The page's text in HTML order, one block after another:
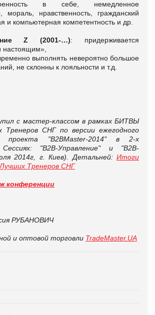
в себе, немедленное
мораль, нравственность, гражданский
и компьютерная компетентность и др.
Z (2001-…): придерживается
настоящим»,
выполнять невероятно большое
не склонны к лояльности и т.д.
с мастер-классом в рамках БИТВЫ
Тренеров СНГ по версии ежегодного
проекта "B2BMaster-2014" в 2-х
Сессиях: "В2В-Управление" и "В2В-
2014г, г. Киев). Детальней: Итоги
Тренеров СНГ
конференции
РУБАНОВИЧ
и оптовой торговли TradeMaster.UA